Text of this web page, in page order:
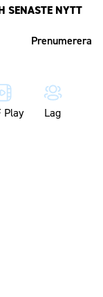
SENASTE NYTT
Play Lag